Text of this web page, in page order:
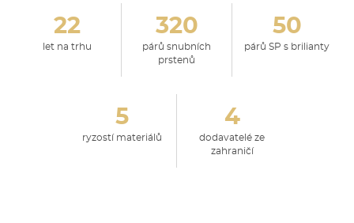
22
let na trhu
320
párů snubních
prstenů
50
párů SP s brilianty
5
ryzostí materiálů
4
dodavatelé ze
zahraničí